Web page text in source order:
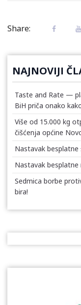
Share:
NAJNOVIJI
Taste and Rate —
BiH priča onako
Više od 15.000 kg
čišćenja općine
Nastavak
Nastavak
Sedmica borbe
bira!